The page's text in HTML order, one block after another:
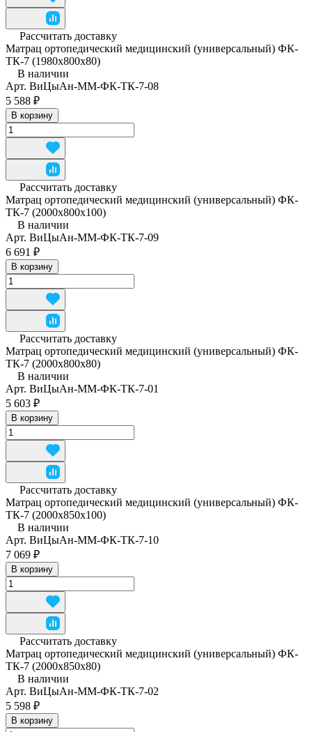
Рассчитать доставку
Матрац ортопедический медицинский (универсальный) ФК-
ТК-7 (1980x800x80)
В наличии
Арт. ВиЦыАн-ММ-ФК-ТК-7-08
5 588 ₽
В корзину
Рассчитать доставку
Матрац ортопедический медицинский (универсальный) ФК-
ТК-7 (2000x800x100)
В наличии
Арт. ВиЦыАн-ММ-ФК-ТК-7-09
6 691 ₽
В корзину
Рассчитать доставку
Матрац ортопедический медицинский (универсальный) ФК-
ТК-7 (2000x800x80)
В наличии
Арт. ВиЦыАн-ММ-ФК-ТК-7-01
5 603 ₽
В корзину
Рассчитать доставку
Матрац ортопедический медицинский (универсальный) ФК-
ТК-7 (2000x850x100)
В наличии
Арт. ВиЦыАн-ММ-ФК-ТК-7-10
7 069 ₽
В корзину
Рассчитать доставку
Матрац ортопедический медицинский (универсальный) ФК-
ТК-7 (2000x850x80)
В наличии
Арт. ВиЦыАн-ММ-ФК-ТК-7-02
5 598 ₽
В корзину